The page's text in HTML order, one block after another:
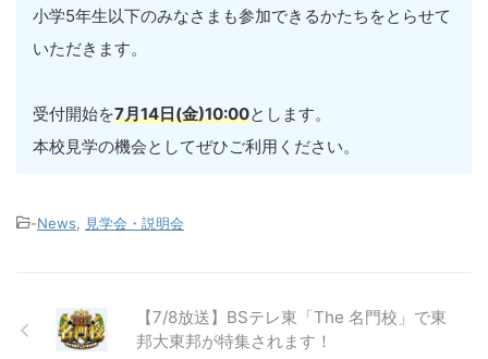
小学5年生以下のみなさまも参加できるかたちをとらせて
いただきます。
受付開始を7月14日(金)10:00とします。
本校見学の機会としてぜひご利用ください。
-News 見学会・説明会
【7/8放送】BSテレ東「The 名門校」で東
邦大東邦が特集されます！